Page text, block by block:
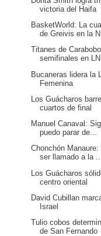
victoria del Haifa
BasketWorld: La
de Greivis en la
Titanes de
semifinales en
Bucaneras lidera la
Femenina
Los Guácharos
cuartos de final
Manuel Canaval:
puedo parar de...
Chonchón
ser llamado a la
Los Guácharos
centro oriental
David Cubillan
Israel
Tulio cobos
de San Fernando